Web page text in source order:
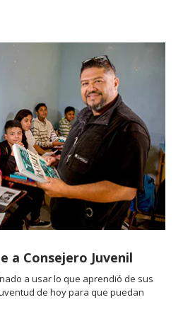
a Consejero Juvenil
a usar lo que aprendió de sus
de hoy para que puedan